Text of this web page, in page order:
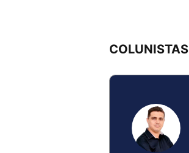
COLUNISTAS